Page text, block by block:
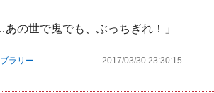
あの世で鬼でも、ぶっちぎれ！」
ラリー 2017/03/30 23:30:15